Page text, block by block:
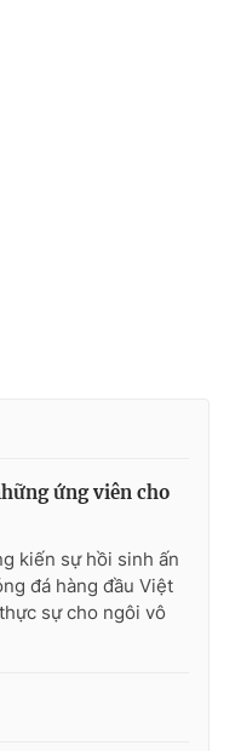
ứng viên cho
kiến sự hồi sinh ấn
đá hàng đầu Việt
sự cho ngôi vô